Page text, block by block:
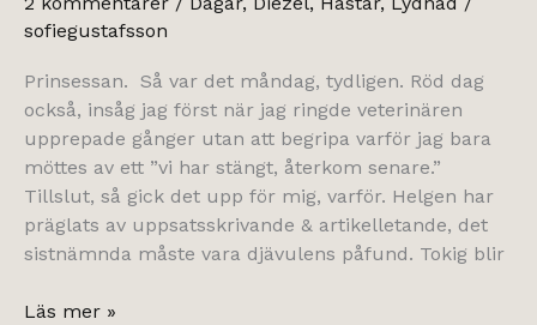
sofiegustafsson
Prinsessan. Så var det måndag, tydligen. Röd dag
också, insåg jag först när jag ringde veterinären
upprepade gånger utan att begripa varför jag bara
möttes av ett ”vi har stängt, återkom senare.”
Tillslut, så gick det upp för mig, varför. Helgen har
präglats av uppsatsskrivande & artikelletande, det
sistnämnda måste vara djävulens påfund. Tokig blir
januarimåndag.
Läs mer »